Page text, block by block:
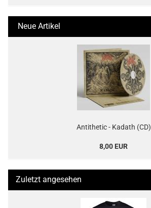
Neue Artikel
Antithetic - Kadath (CD)
8,00 EUR
Zuletzt angesehen